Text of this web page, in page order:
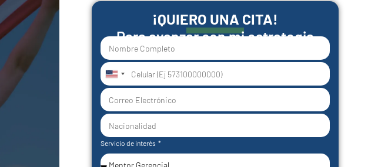
¡QUIERO UNA CITA!
Para avanzar con mi estrategia
United
States
+1
Servicio de interés